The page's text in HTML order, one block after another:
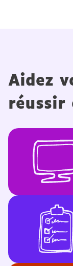
Aidez
réussir